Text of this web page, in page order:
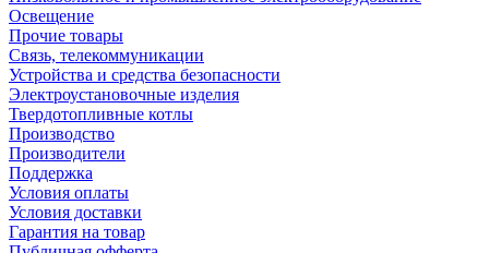
Освещение
Прочие товары
Связь, телекоммуникации
Устройства и средства безопасности
Электроустановочные изделия
Твердотопливные котлы
Производство
Производители
Поддержка
Условия оплаты
Условия доставки
Гарантия на товар